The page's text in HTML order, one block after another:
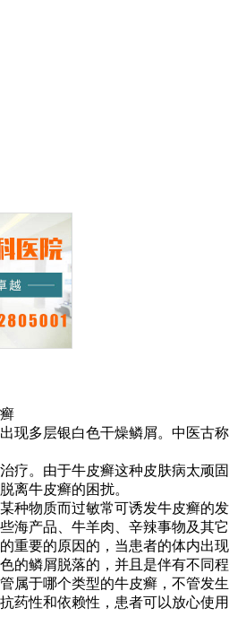
多层银白色干燥鳞屑。中医古
。由于牛皮癣这种皮肤病太顽
离牛皮癣的困扰。
物质而过敏常可诱发牛皮癣的
产品、牛羊肉、辛辣事物及其它
要的原因的，当患者的体内出
鳞屑脱落的，并且是伴有不同程
于哪个类型的牛皮癣，不管发
药性和依赖性，患者可以放心使用